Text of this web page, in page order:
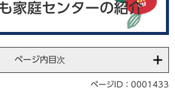
家庭センターの紹介
ページ内目次
ページID：0001433